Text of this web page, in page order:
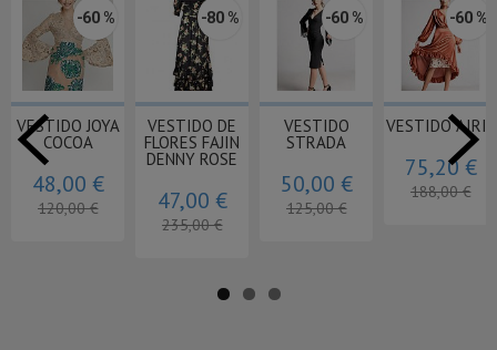
-60 %
VESTIDO
ELEPHANT
50,00 €
125,00 €
-60 %
VESTIDO LION
54,00 €
135,00 €
-60 %
VESTIDO
SWING
58,00 €
145,00 €
-60
VESTIDO
MAGNUS
60,00